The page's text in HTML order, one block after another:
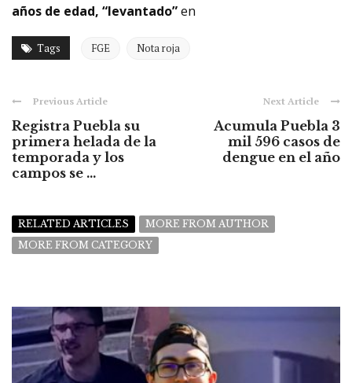
años de edad, “levantado”en
Tags FGE Nota roja
Previous Article
Registra Puebla su
primera helada de la
temporada y los
campos se ...
Next Article
Acumula Puebla 3
mil 596 casos de
dengue en el año
RELATED ARTICLES
MORE FROM AUTHOR
MORE FROM CATEGORY